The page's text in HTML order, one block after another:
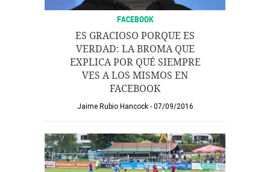
FACEBOOK
ES GRACIOSO PORQUE ES
VERDAD: LA BROMA QUE
EXPLICA POR QUÉ SIEMPRE
VES A LOS MISMOS EN
FACEBOOK
Jaime Rubio Hancock 07/09/2016